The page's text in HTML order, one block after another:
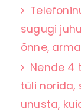
sugugi
õnne,
Nende 4
tüli norida,
unusta,